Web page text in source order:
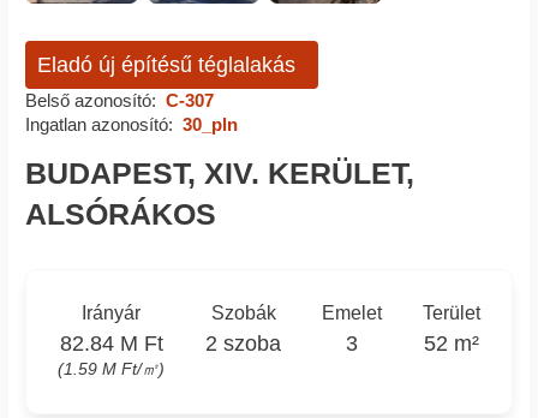
Eladó új építésű téglalakás
Belső azonosító: C-307
Ingatlan azonosító: 30_pln
BUDAPEST, XIV. KERÜLET,
ALSÓRÁKOS
Irányár
82.84 M Ft
(1.59 M Ft/㎡)
Szobák
2 szoba
Emelet
3
Terület
52 m²